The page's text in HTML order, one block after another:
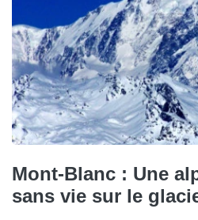
Mont-Blanc : Une
sans vie sur le